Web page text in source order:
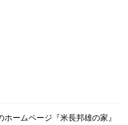
ームページ『米長邦雄の家』